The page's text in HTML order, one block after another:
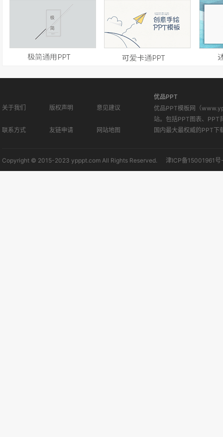
关于我们 版权声明 意见建议
联系方式 友链申请 网站地图
优品PPT
优品PPT模板网（
站。包括PPT图表、PPT
国内最大最权威的PPT下
Copyright © 2015-2023 ypppt.com All Rights Reserved. 津ICP备15001961号